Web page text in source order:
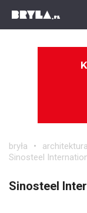
bryła
Sinosteel
Sinosteel